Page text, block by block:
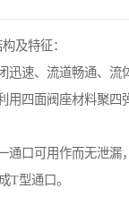
及特征：
迅速、流道畅通、流
用四面阀座材料聚四
通口可用作而无泄漏
T型通口。